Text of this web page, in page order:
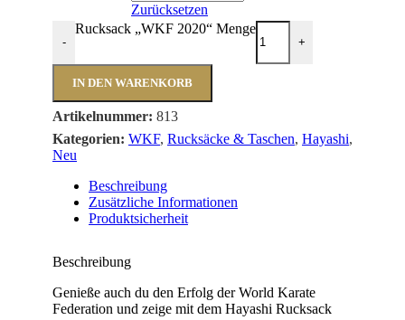
Zurücksetzen
-
Rucksack „WKF 2020“ Menge
+
IN DEN WARENKORB
Artikelnummer: 813
Kategorien: WKF, Rucksäcke & Taschen, Hayashi,
Neu
Beschreibung
Zusätzliche Informationen
Produktsicherheit
Beschreibung
Genieße auch du den Erfolg der World Karate
Federation und zeige mit dem Hayashi Rucksack